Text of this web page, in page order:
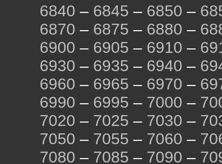
6840 – 6845 – 6850 –
6870 – 6875 – 6880 –
6900 – 6905 – 6910 –
6930 – 6935 – 6940 –
6960 – 6965 – 6970 –
6990 – 6995 – 7000 –
7020 – 7025 – 7030 –
7050 – 7055 – 7060 –
7080 – 7085 – 7090 –